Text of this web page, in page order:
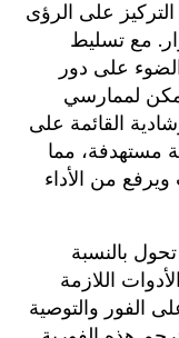
على الرؤى
مع تسليط
على دور
لممارسي
القائمة على
مستهدفة، مما
من الأداء
بالنسبة
اللازمة
الفور والتوصية